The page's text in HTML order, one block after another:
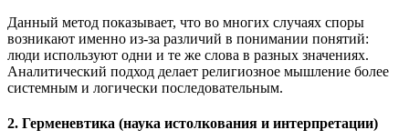
Данный метод показывает, что во многих случаях споры
возникают именно из-за различий в понимании понятий:
люди используют одни и те же слова в разных значениях.
Аналитический подход делает религиозное мышление более
системным и логически последовательным.
2. Герменевтика (наука истолкования и интерпретации)